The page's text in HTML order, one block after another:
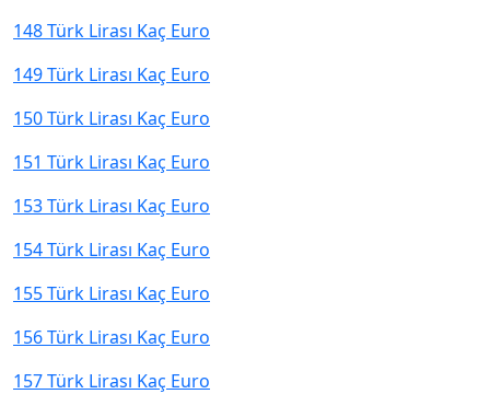
148 Türk Lirası Kaç Euro
149 Türk Lirası Kaç Euro
150 Türk Lirası Kaç Euro
151 Türk Lirası Kaç Euro
153 Türk Lirası Kaç Euro
154 Türk Lirası Kaç Euro
155 Türk Lirası Kaç Euro
156 Türk Lirası Kaç Euro
157 Türk Lirası Kaç Euro